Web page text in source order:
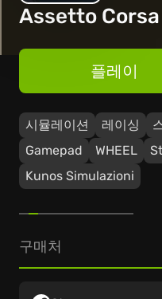
Assetto Corsa
시뮬레이션 레이싱
Gamepad
WHEEL
Kunos Simulazioni
플레이
구매처